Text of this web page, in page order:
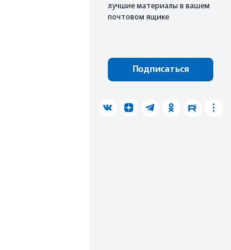
лучшие материалы в вашем
почтовом ящике
Подписаться